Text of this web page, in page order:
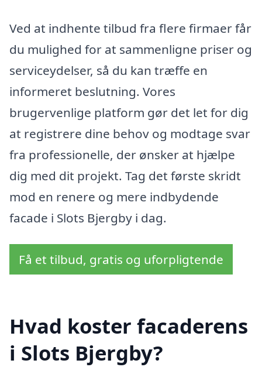
Ved at indhente tilbud fra flere firmaer får
du mulighed for at sammenligne priser og
serviceydelser, så du kan træffe en
informeret beslutning. Vores
brugervenlige platform gør det let for dig
at registrere dine behov og modtage svar
fra professionelle, der ønsker at hjælpe
dig med dit projekt. Tag det første skridt
mod en renere og mere indbydende
facade i Slots Bjergby i dag.
Få et tilbud, gratis og uforpligtende
Hvad koster facaderens
i Slots Bjergby?